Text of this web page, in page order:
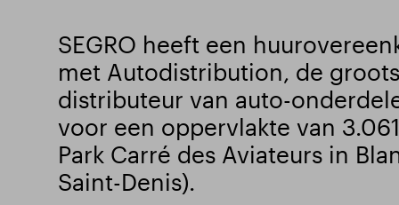
SEGRO heeft een
met Autodistribution, de
distributeur van auto-
voor een oppervlakte van
Park Carré des Aviateurs in
Saint-Denis).